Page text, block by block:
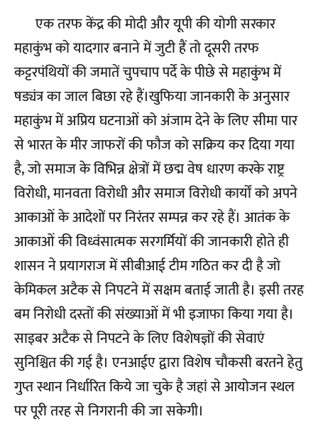
एक तरफ केंद्र की मोदी और यूपी की योगी सरकार
महाकुंभ को यादगार बनाने में जुटी हैं तो दूसरी तरफ
कट्टरपंथियों की जमातें चुपचाप पर्दे के पीछे से महाकुंभ में
षड्यंत्र का जाल बिछा रहे हैं।खुफिया जानकारी के अनुसार
महाकुंभ में अप्रिय घटनाओं को अंजाम देने के लिए सीमा पार
से भारत के मीर जाफरों की फौज को सक्रिय कर दिया गया
है, जो समाज के विभिन्न क्षेत्रों में छद्म वेष धारण करके राष्ट्र
विरोधी, मानवता विरोधी और समाज विरोधी कार्यों को अपने
आकाओं के आदेशों पर निरंतर सम्पन्न कर रहे हैं। आतंक के
आकाओं की विध्वंसात्मक सरगर्मियों की जानकारी होते ही
शासन ने प्रयागराज में सीबीआई टीम गठित कर दी है जो
केमिकल अटैक से निपटने में सक्षम बताई जाती है। इसी तरह
बम निरोधी दस्तों की संख्याओं में भी इजाफा किया गया है।
साइबर अटैक से निपटने के लिए विशेषज्ञों की सेवाएं
सुनिश्चित की गई है। एनआईए द्वारा विशेष चौकसी बरतने हेतु
गुप्त स्थान निर्धारित किये जा चुके है जहां से आयोजन स्थल
पर पूरी तरह से निगरानी की जा सकेगी।